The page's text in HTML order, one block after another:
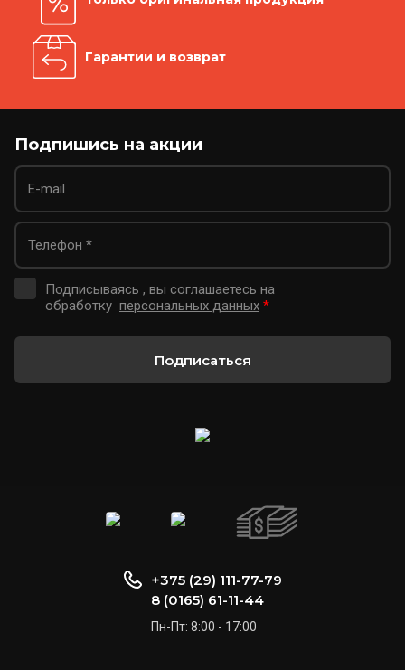
Гарантии и возврат
Подпишись на акции
Подписываясь , вы соглашаетесь на
обработку персональных данных *
Подписаться
+375 (29) 111-77-79
8 (0165) 61-11-44
Пн-Пт: 8:00 - 17:00